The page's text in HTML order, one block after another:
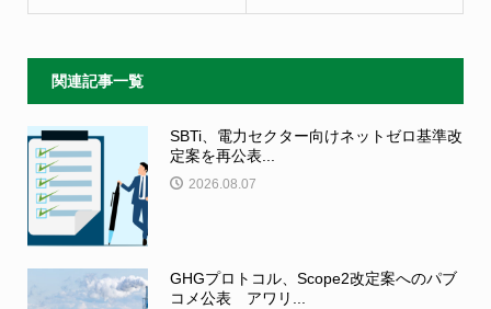
関連記事一覧
SBTi、電力セクター向けネットゼロ基準改
定案を再公表...
2026.08.07
GHGプロトコル、Scope2改定案へのパブ
コメ公表 アワリ...